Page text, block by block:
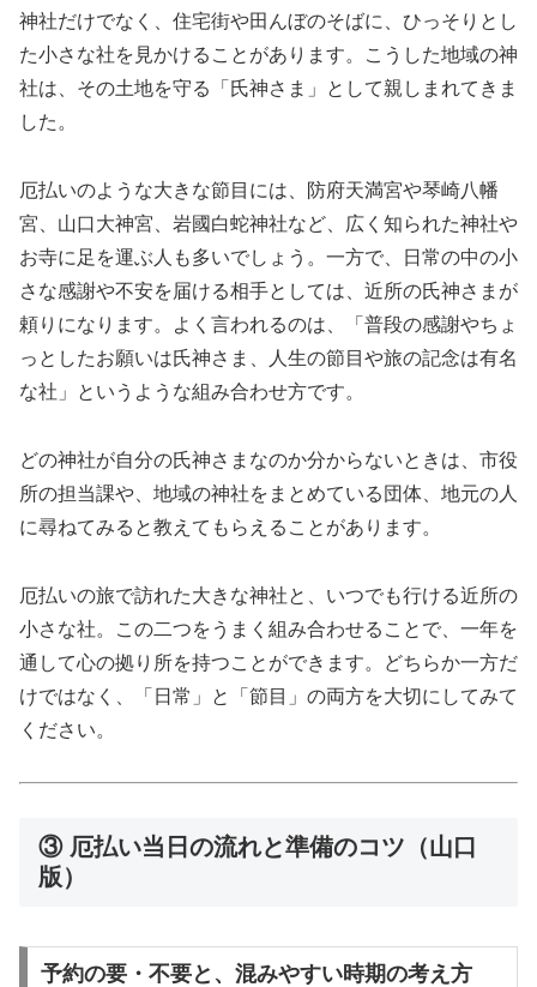
神社だけでなく、住宅街や田んぼのそばに、ひっそりとし
た小さな社を見かけることがあります。こうした地域の神
社は、その土地を守る「氏神さま」として親しまれてきま
した。
厄払いのような大きな節目には、防府天満宮や琴崎八幡
宮、山口大神宮、岩國白蛇神社など、広く知られた神社や
お寺に足を運ぶ人も多いでしょう。一方で、日常の中の小
さな感謝や不安を届ける相手としては、近所の氏神さまが
頼りになります。よく言われるのは、「普段の感謝やちょ
っとしたお願いは氏神さま、人生の節目や旅の記念は有名
な社」というような組み合わせ方です。
どの神社が自分の氏神さまなのか分からないときは、市役
所の担当課や、地域の神社をまとめている団体、地元の人
に尋ねてみると教えてもらえることがあります。
厄払いの旅で訪れた大きな神社と、いつでも行ける近所の
小さな社。この二つをうまく組み合わせることで、一年を
通して心の拠り所を持つことができます。どちらか一方だ
けではなく、「日常」と「節目」の両方を大切にしてみて
ください。
③ 厄払い当日の流れと準備のコツ（山口
版）
予約の要・不要と、混みやすい時期の考え方